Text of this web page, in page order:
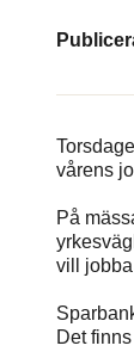
vårens
På
vill
Det